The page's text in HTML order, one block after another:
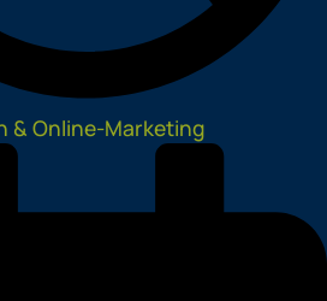
& Online-Marketing